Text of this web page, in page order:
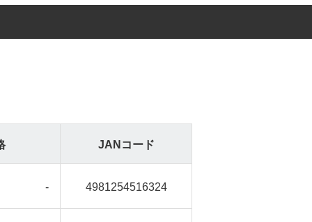
JANコード
- 4981254516324